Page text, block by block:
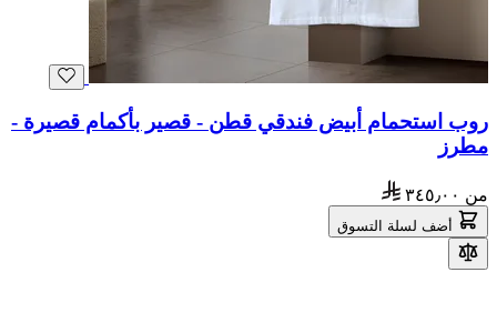
روب استحمام أبيض فندقي قطن - قصير بأكمام قصيرة -
مطرز
من ٣٤٥٫٠٠
أضف لسلة التسوق